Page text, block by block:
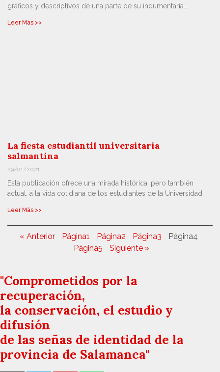
gráficos y descriptivos de una parte de su indumentaria….
Leer Más >>
La fiesta estudiantil universitaria
salmantina
29/01/2021
Esta publicación ofrece una mirada histórica, pero también
actual, a la vida cotidiana de los estudiantes de la Universidad…
Leer Más >>
« Anterior Página1 Página2 Página3 Página4
Página5 Siguiente »
"Comprometidos por la
recuperación,
la conservación, el estudio y
difusión
de las señas de identidad de la
provincia de Salamanca"